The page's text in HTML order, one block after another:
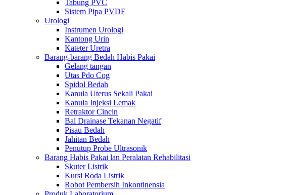
Tabung PVC
Sistem Pipa PVDF
Urologi
Instrumen Urologi
Kantong Urin
Kateter Uretra
Barang-barang Bedah Habis Pakai
Gelang tangan
Utas Pdo Cog
Spidol Bedah
Kanula Uterus Sekali Pakai
Kanula Injeksi Lemak
Retraktor Cincin
Bal Drainase Tekanan Negatif
Pisau Bedah
Jahitan Bedah
Penutup Probe Ultrasonik
Barang Habis Pakai lan Peralatan Rehabilitasi
Skuter Listrik
Kursi Roda Listrik
Robot Pembersih Inkontinensia